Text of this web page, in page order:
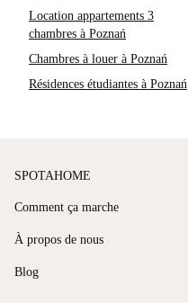
Location appartements 3
chambres à Poznań
Chambres à louer à Poznań
Résidences étudiantes à Poznań
SPOTAHOME
Comment ça marche
À propos de nous
Blog